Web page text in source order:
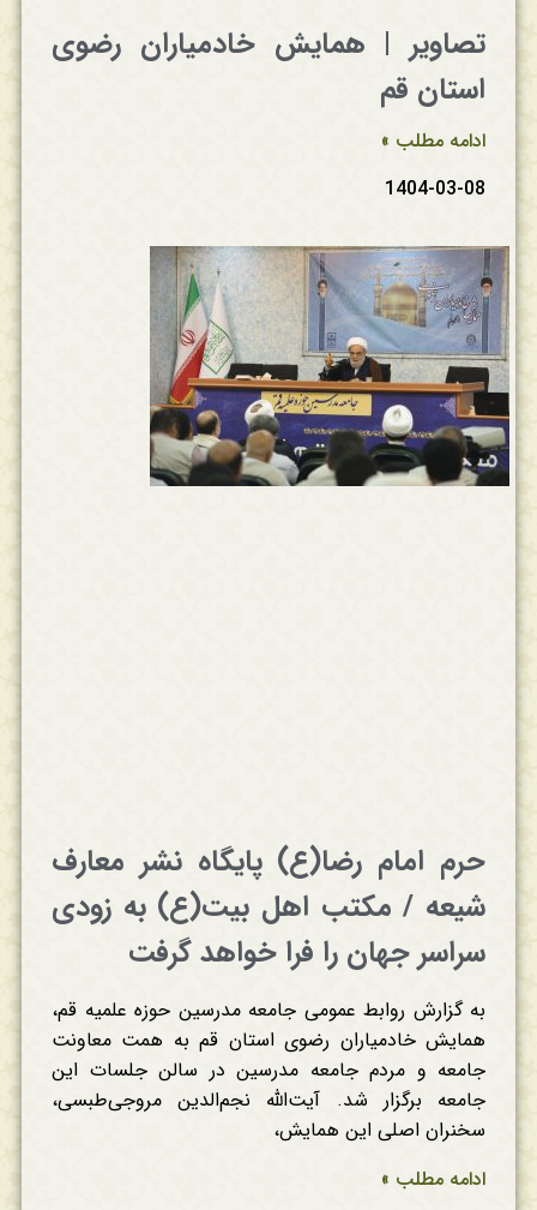
تصاویر | همایش خادمیاران رضوی
استان قم
ادامه مطلب »
1404-03-08
حرم امام رضا(ع) پایگاه نشر معارف
شیعه / مکتب اهل بیت(ع) به زودی
سراسر جهان را فرا خواهد گرفت
به گزارش روابط عمومی جامعه مدرسین حوزه علمیه قم،
همایش خادمیاران رضوی استان قم به همت معاونت
جامعه و مردم جامعه مدرسین در سالن جلسات این
جامعه برگزار شد. آیت‌الله نجم‌الدین مروجی‌طبسی،
سخنران اصلی این همایش،
ادامه مطلب »